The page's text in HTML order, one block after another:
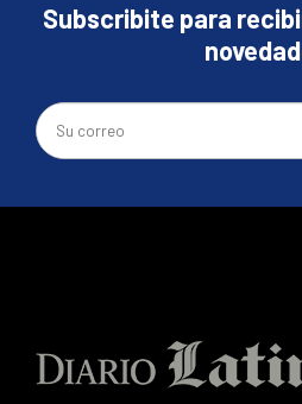
Subscribite para